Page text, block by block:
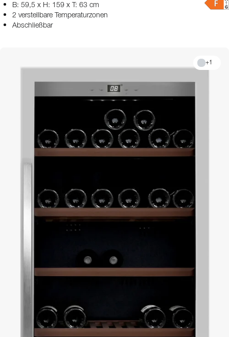
B: 59,5 x H: 159 x T: 63 cm
2 verstellbare Temperaturzonen
Abschließbar
+1